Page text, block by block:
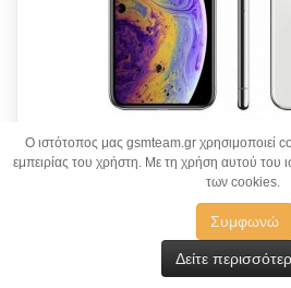
Οθόνες iPhone XS
O ιστότοπος μας gsmteam.gr χρησιμοποιεί
εμπειρίας του χρήστη. Με τη χρήση αυτού του
των cookies.
Συμφωνώ
Δείτε